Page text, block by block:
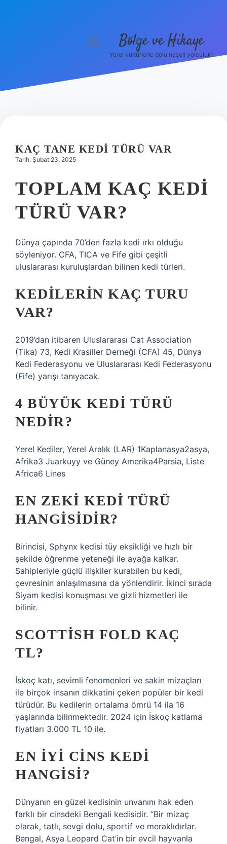
Hakkımızda
menüyü
Bölge ve Hikaye
Yerel kültürlerle dolu neşeli yolculuk!
KAÇ TANE KEDI TÜRÜ VAR
Tarih: Şubat 23, 2025
TOPLAM KAÇ KEDI
TÜRÜ VAR?
Dünya çapında 70’den fazla kedi ırkı olduğu
söyleniyor. CFA, TICA ve Fife gibi çeşitli
uluslararası kuruluşlardan bilinen kedi türleri.
KEDILERIN KAÇ TURU
VAR?
2019’dan itibaren Uluslararası Cat Association
(Tika) 73, Kedi Krasiller Derneği (CFA) 45, Dünya
Kedi Federasyonu ve Uluslararası Kedi Federasyonu
(Fife) yarışı tanıyacak.
4 BÜYÜK KEDI TÜRÜ
NEDIR?
Yerel Kediler, Yerel Aralık (LAR) 1Kaplanasya2asya,
Afrika3 Juarkuyy ve Güney Amerika4Parsia, Liste
Africa6 Lines
EN ZEKI KEDI TÜRÜ
HANGISIDIR?
Birincisi, Sphynx kedisi tüy eksikliği ve hızlı bir
şekilde öğrenme yeteneği ile ayağa kalkar.
Sahipleriyle güçlü ilişkiler kurabilen bu kedi,
çevresinin anlaşılmasına da yönlendirir. İkinci sırada
Siyam kedisi konuşması ve gizli hizmetleri ile
bilinir.
SCOTTISH FOLD KAÇ
TL?
İskoç katı, sevimli fenomenleri ve sakin mizaçları
ile birçok insanın dikkatini çeken popüler bir kedi
türüdür. Bu kedilerin ortalama ömrü 14 ila 16
yaşlarında bilinmektedir. 2024 için İskoç katlama
fiyatları 3.000 TL 10 ile.
EN IYI CINS KEDI
HANGISI?
Dünyanın en güzel kedisinin unvanını hak eden
farklı bir cinsdeki Bengali kedisidir. “Bir mizaç
olarak, tatlı, sevgi dolu, sportif ve meraklıdırlar.
Bengal, Asya Leopard Cat’in bir evcil hayvanla